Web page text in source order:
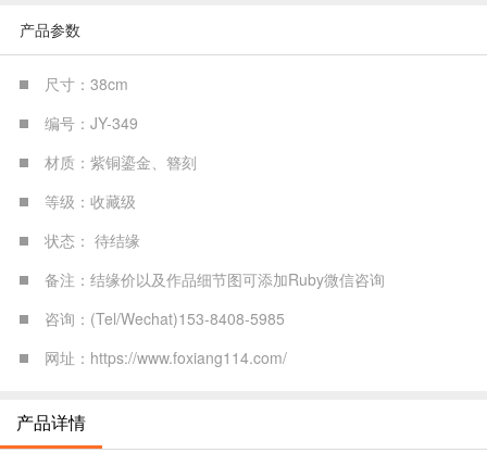
产品参数
尺寸：38cm
编号：JY-349
材质：紫铜鎏金、簪刻
等级：收藏级
状态： 待结缘
备注：结缘价以及作品细节图可添加Ruby微信咨询
咨询：(Tel/Wechat)153-8408-5985
网址：https://www.foxiang114.com/
产品详情